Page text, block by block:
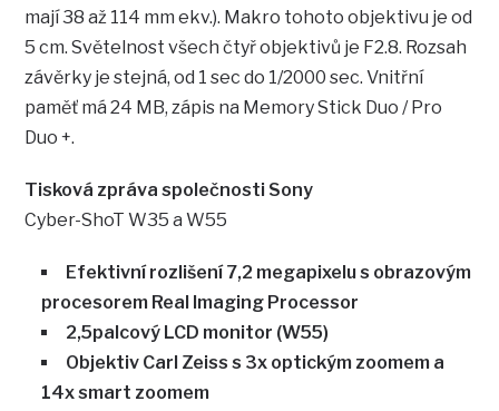
mají 38 až 114 mm ekv.). Makro tohoto objektivu je od
5 cm. Světelnost všech čtyř objektivů je F2.8. Rozsah
závěrky je stejná, od 1 sec do 1/2000 sec. Vnitřní
paměť má 24 MB, zápis na Memory Stick Duo / Pro
Duo +.
Tisková zpráva společnosti Sony
Cyber-ShoT W35 a W55
Efektivní rozlišení 7,2 megapixelu s obrazovým
procesorem Real Imaging Processor
2,5palcový LCD monitor (W55)
Objektiv Carl Zeiss s 3x optickým zoomem a
14x smart zoomem